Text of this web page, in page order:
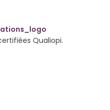
Qualiopi.